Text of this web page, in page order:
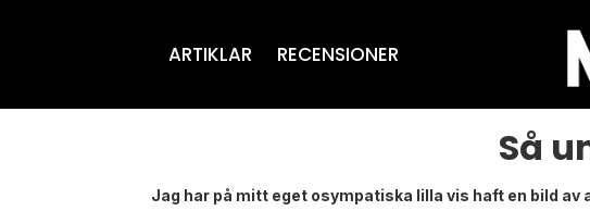
ARTIKLAR RECENSIONER
Så
Jag har på mitt eget osympatiska lilla vis haft en bild